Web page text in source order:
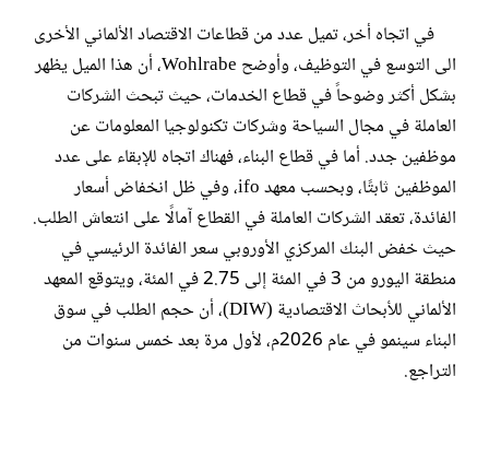
في اتجاه أخر، تميل عدد من قطاعات الاقتصاد الألماني الأخرى
الى التوسع في التوظيف، وأوضح Wohlrabe، أن هذا الميل يظهر
بشكل أكثر وضوحاً في قطاع الخدمات، حيث تبحث الشركات
العاملة في مجال السياحة وشركات تكنولوجيا المعلومات عن
موظفين جدد. أما في قطاع البناء، فهناك اتجاه للإبقاء على عدد
الموظفين ثابتًا، وبحسب معهد ifo، وفي ظل انخفاض أسعار
الفائدة، تعقد الشركات العاملة في القطاع آمالًا على انتعاش الطلب.
حيث خفض البنك المركزي الأوروبي سعر الفائدة الرئيسي في
منطقة اليورو من 3 في المئة إلى 2.75 في المئة، ويتوقع المعهد
الألماني للأبحاث الاقتصادية (DIW)، أن حجم الطلب في سوق
البناء سينمو في عام 2026م، لأول مرة بعد خمس سنوات من
التراجع.